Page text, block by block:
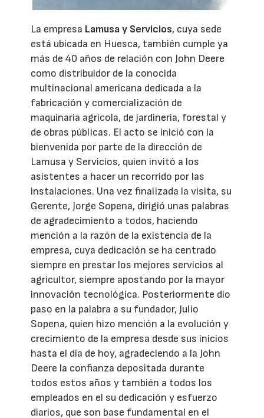
La empresa Lamusa y Servicios, cuya sede
está ubicada en Huesca, también cumple ya
más de 40 años de relación con John Deere
como distribuidor de la conocida
multinacional americana dedicada a la
fabricación y comercialización de
maquinaria agrícola, de jardinería, forestal y
de obras públicas. El acto se inició con la
bienvenida por parte de la dirección de
Lamusa y Servicios, quien invitó a los
asistentes a hacer un recorrido por las
instalaciones. Una vez finalizada la visita, su
Gerente, Jorge Sopena, dirigió unas palabras
de agradecimiento a todos, haciendo
mención a la razón de la existencia de la
empresa, cuya dedicación se ha centrado
siempre en prestar los mejores servicios al
agricultor, siempre apostando por la mayor
innovación tecnológica. Posteriormente dio
paso en la palabra a su fundador, Julio
Sopena, quien hizo mención a la evolución y
crecimiento de la empresa desde sus inicios
hasta el día de hoy, agradeciendo a la John
Deere la confianza depositada durante
todos estos años y también a todos los
empleados en el su dedicación y esfuerzo
diarios, que son base fundamental en el